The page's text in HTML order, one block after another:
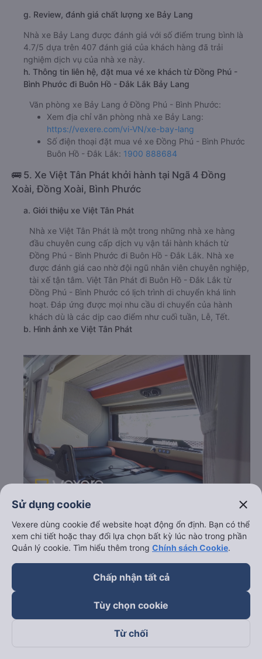
g. Review, đánh giá chất lượng xe Bảy Lang
Nhà xe Bảy Lang được đánh giá với số điểm trung bình là
4.7/5 dựa trên 407 đánh giá của khách hàng đã trải
nghiệm dịch vụ của nhà xe này.
h. Thông tin liên hệ, đặt mua vé xe khách từ Đồng Phú -
Bình Phước đi Buôn Hồ - Đắk Lắk Bảy Lang
Văn phòng xe Bảy Lang ở Đồng Phú - Bình Phước:
Xem địa chỉ văn phòng nhà xe Bảy Lang:
https://vexere.com/vi-VN/xe-bay-lang
Số điện thoại đặt mua vé xe Đồng Phú - Bình Phước
Buôn Hồ - Đắk Lắk: 1900 888684
🚌 5. Xe Việt Tân Phát khởi hành tại Ngã 4 Đồng
Xoài, Đồng Xoài, Bình Phước
a. Giới thiệu xe Việt Tân Phát
Nhà xe Việt Tân Phát là một trong những nhà xe hàng
đầu chuyên cung cấp dịch vụ vận tải hành khách từ
Đồng Phú - Bình Phước đi Buôn Hồ - Đắk Lắk. Nhà xe
được đánh giá cao nhờ đội ngũ nhân viên chuyên nghiệp,
tài xế tận tâm. Việt Tân Phát đi Buôn Hồ - Đắk Lắk từ
Đồng Phú - Bình Phước có lịch trình di chuyển khá linh
hoạt. Đáp ứng được mọi nhu cầu di chuyển của hành
khách dù là các dịp cao điểm như cuối tuần, Lễ, Tết.
b. Hình ảnh xe Việt Tân Phát
c. Lộ trình, giờ khởi hành và giờ kết thúc của xe khách Việt
Tân Phát
Giờ đến nơi ở Buôn Hồ - Đắk Lắk: 03:29, 03:59,
Thời gian chạy từ Đồng Phú - Bình Phước đi Buôn Hồ
- Đắk Lắk của nhà xeViệt Tân Phátkhoảng: 6.4 giờ
d. Các điểm đón khách của nhà xe Việt Tân Phát
Sử dụng cookie close
Vexere dùng cookie để website hoạt động ổn định. Bạn có thể
xem chi tiết hoặc thay đổi lựa chọn bất kỳ lúc nào trong phần
Quản lý cookie. Tìm hiểu thêm trong Chính sách Cookie.
Chấp nhận tất cả
Tùy chọn cookie
Từ chối